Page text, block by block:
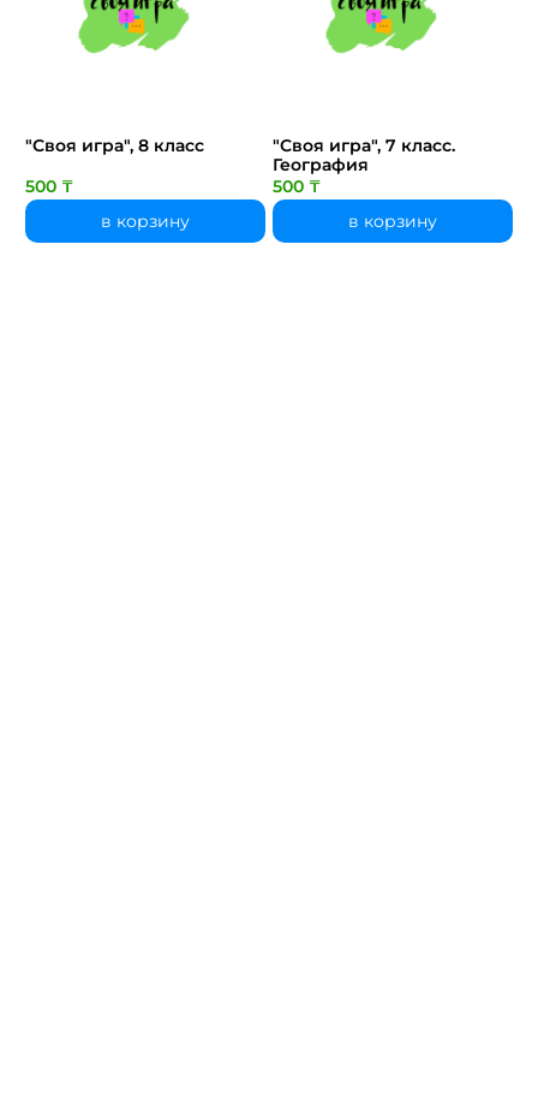
"Своя игра", 8 класс
500 ₸
в корзину
"Своя игра", 7 класс.
География
500 ₸
в корзину